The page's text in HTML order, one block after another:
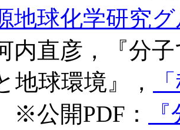
地球化学研究グ
内直彦，『分
地球環境』，
開PDF：